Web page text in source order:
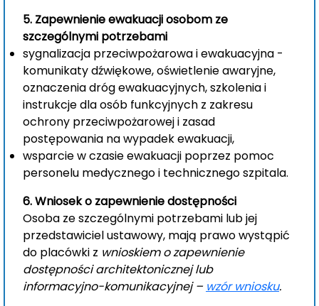
5. Zapewnienie ewakuacji osobom ze
szczególnymi potrzebami
sygnalizacja przeciwpożarowa i ewakuacyjna -
komunikaty dźwiękowe, oświetlenie awaryjne,
oznaczenia dróg ewakuacyjnych, szkolenia i
instrukcje dla osób funkcyjnych z zakresu
ochrony przeciwpożarowej i zasad
postępowania na wypadek ewakuacji,
wsparcie w czasie ewakuacji poprzez pomoc
personelu medycznego i technicznego szpitala.
6.Wniosek o zapewnienie dostępności
Osoba ze szczególnymi potrzebami lub jej
przedstawiciel ustawowy, mają prawo wystąpić
do placówki z wnioskiem o zapewnienie
dostępności architektonicznej lub
informacyjno-komunikacyjnej – wzór wniosku.